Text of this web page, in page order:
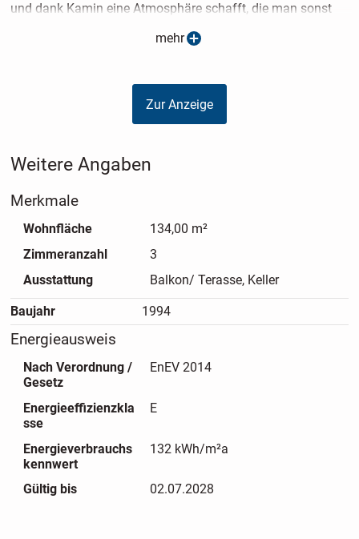
und dank Kamin eine Atmosphäre schafft, die man sonst
eher aus dem Einfamilienhaus kennt. Hier entsteht genau
dieser Mix aus Weite, Gemütlichkeit und Stil, den viele
Zwei schöne Schlafzimmer bieten ideale Rückzugsorte, ob
als klassisches Eltern Schlafzimmer plus Kinder oder
Ein weiteres Highlight sind die zwei Balkone: perfekt, um
abends die Sonne ausklingen zu lassen. Durch die
Dachgeschosslage wirkt die Wohnung angenehm ruhig und
privat, während zwei Badezimmer den Alltag spürbar
komfortabler machen. Die Wohnung ist aktuell vermietet
und bietet zugleich interessantes Mietsteigerungspotenzial
für Kapitalanleger.
mehr
Zur Anzeige
Weitere Angaben
Merkmale
Wohnfläche
134,00 m²
Zimmeranzahl
3
Ausstattung
Balkon/ Terasse, Keller
Baujahr 1994
Energieausweis
Nach Verordnung /
Gesetz
EnEV 2014
Energieeffizienzkla
sse
E
Energieverbrauchs
kennwert
132 kWh/m²a
Gültig bis 02.07.2028